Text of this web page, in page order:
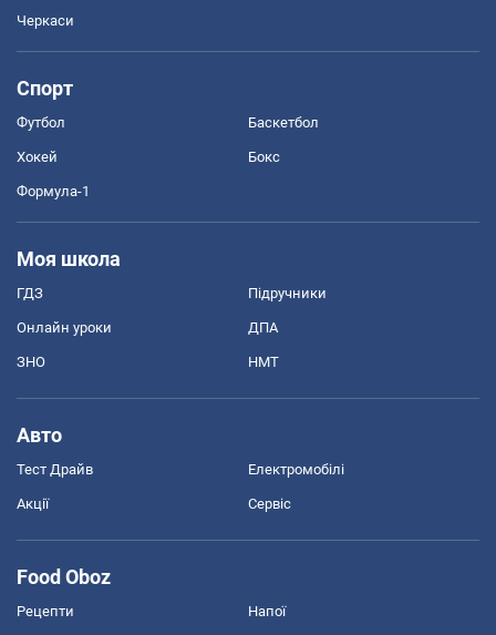
Черкаси
Спорт
Футбол Баскетбол
Хокей Бокс
Формула-1
Моя школа
ГДЗ Підручники
Онлайн уроки ДПА
ЗНО НМТ
Авто
Тест Драйв Електромобілі
Акції Сервіс
Food Oboz
Рецепти Напої